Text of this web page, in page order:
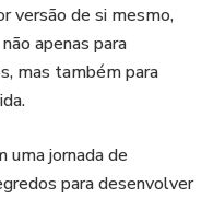
versão de si mesmo,
apenas para
mas também para
uma jornada de
para desenvolver